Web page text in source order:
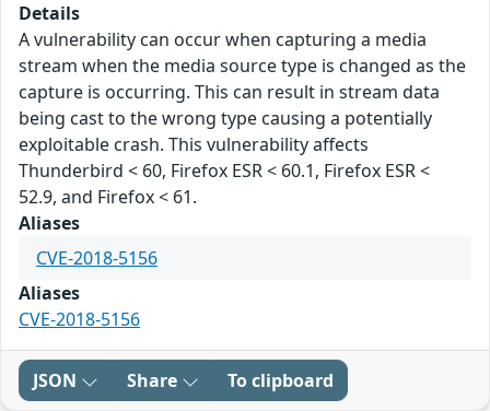
Details
A vulnerability can occur when capturing a media
stream when the media source type is changed as the
capture is occurring. This can result in stream data
being cast to the wrong type causing a potentially
exploitable crash. This vulnerability affects
Thunderbird < 60, Firefox ESR < 60.1, Firefox ESR <
52.9, and Firefox < 61.
Aliases
CVE-2018-5156
Aliases
CVE-2018-5156
JSON Share To clipboard